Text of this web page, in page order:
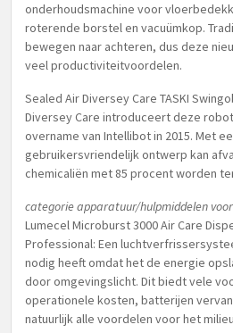
onderhoudsmachine voor
roterende borstel en vacuümkop.
bewegen naar achteren, dus deze
veel productiviteitvoordelen.
Sealed Air Diversey Care TASKI
Diversey Care introduceert deze
overname van Intellibot in 2015. Met
gebruikersvriendelijk ontwerp kan
chemicaliën met 85 procent worden
categorie apparatuur/hulpmiddelen
Lumecel Microburst 3000 Air Care
Professional: Een
nodig heeft omdat het de energie
door omgevingslicht. Dit biedt vele
operationele kosten, batterijen
natuurlijk alle voordelen voor het